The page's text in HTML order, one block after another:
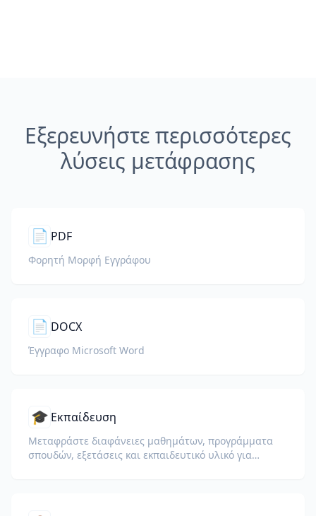
Εξερευνήστε περισσότερες
λύσεις μετάφρασης
📄 PDF
Φορητή Μορφή Εγγράφου
📄 DOCX
Έγγραφο Microsoft Word
🎓 Εκπαίδευση
Μεταφράστε διαφάνειες μαθημάτων, προγράμματα
σπουδών, εξετάσεις και εκπαιδευτικό υλικό για